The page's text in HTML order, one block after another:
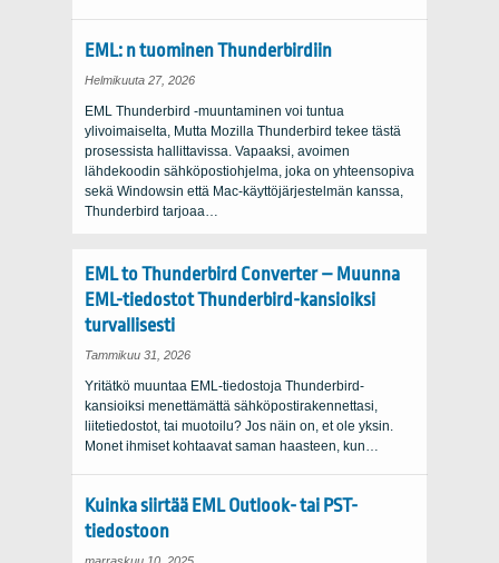
EML: n tuominen Thunderbirdiin
Helmikuuta 27, 2026
EML Thunderbird -muuntaminen voi tuntua
ylivoimaiselta, Mutta Mozilla Thunderbird tekee tästä
prosessista hallittavissa. Vapaaksi, avoimen
lähdekoodin sähköpostiohjelma, joka on yhteensopiva
sekä Windowsin että Mac-käyttöjärjestelmän kanssa,
Thunderbird tarjoaa…
EML to Thunderbird Converter – Muunna
EML-tiedostot Thunderbird-kansioiksi
turvallisesti
Tammikuu 31, 2026
Yritätkö muuntaa EML-tiedostoja Thunderbird-
kansioiksi menettämättä sähköpostirakennettasi,
liitetiedostot, tai muotoilu? Jos näin on, et ole yksin.
Monet ihmiset kohtaavat saman haasteen, kun…
Kuinka siirtää EML Outlook- tai PST-
tiedostoon